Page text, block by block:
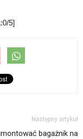
5]
Następny artykuł
bagażnik na